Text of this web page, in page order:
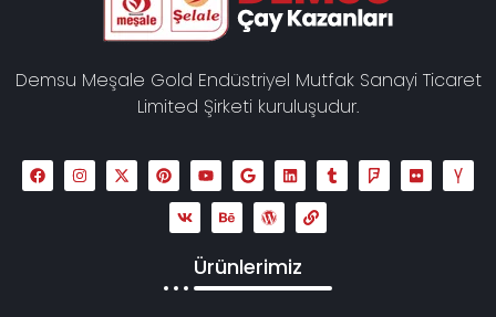
Demsu Meşale Gold Endüstriyel Mutfak Sanayi Ticaret
Limited Şirketi kuruluşudur.
Ürünlerimiz